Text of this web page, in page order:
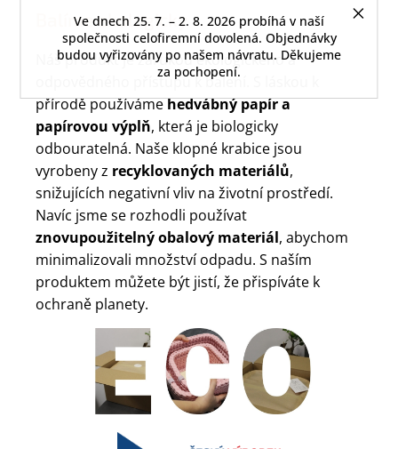
Ve dnech 25. 7. – 2. 8. 2026 probíhá v naší
společnosti celofiremní dovolená. Objednávky
budou vyřizovány po našem návratu. Děkujeme
za pochopení.
Balíme ekologicky
Náš produkt je zárukou ekologického a
odpovědného přístupu k balení. S láskou k
přírodě používámehedvábný papír a
papírovou výplň, která je biologicky
odbouratelná. Naše klopné krabice jsou
vyrobeny z recyklovaných materiálů,
snižujících negativní vliv na životní prostředí.
Navíc jsme se rozhodli používat
znovupoužitelný obalový materiál, abychom
minimalizovali množství odpadu. S naším
produktem můžete být jistí, že přispíváte k
ochraně planety.